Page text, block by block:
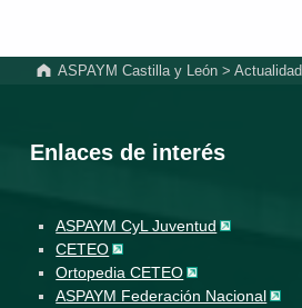
ASPAYM Castilla y León >Actualidad
Enlaces de interés
ASPAYM CyL Juventud
CETEO
Ortopedia CETEO
ASPAYM Federación Nacional